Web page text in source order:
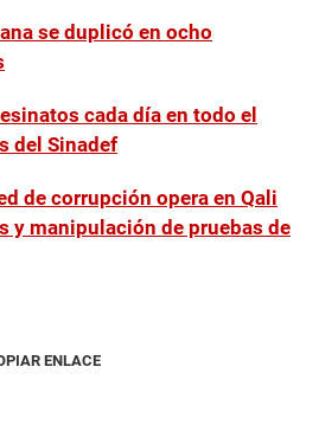
se duplicó en ocho
cada día en todo el
del Sinadef
de corrupción opera en Qali
y manipulación de pruebas de
ENLACE